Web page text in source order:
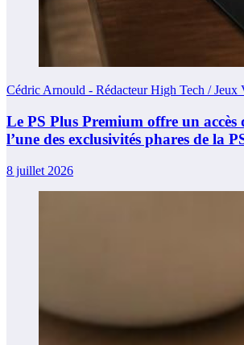
Cédric Arnould - Rédacteur High Tech / Jeux
Le PS Plus Premium offre un accès
l’une des exclusivités phares de la
8 juillet 2026